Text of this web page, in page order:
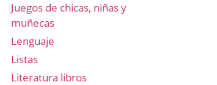
Juegos de chicas, niñas y
muñecas
Lenguaje
Listas
Literatura libros